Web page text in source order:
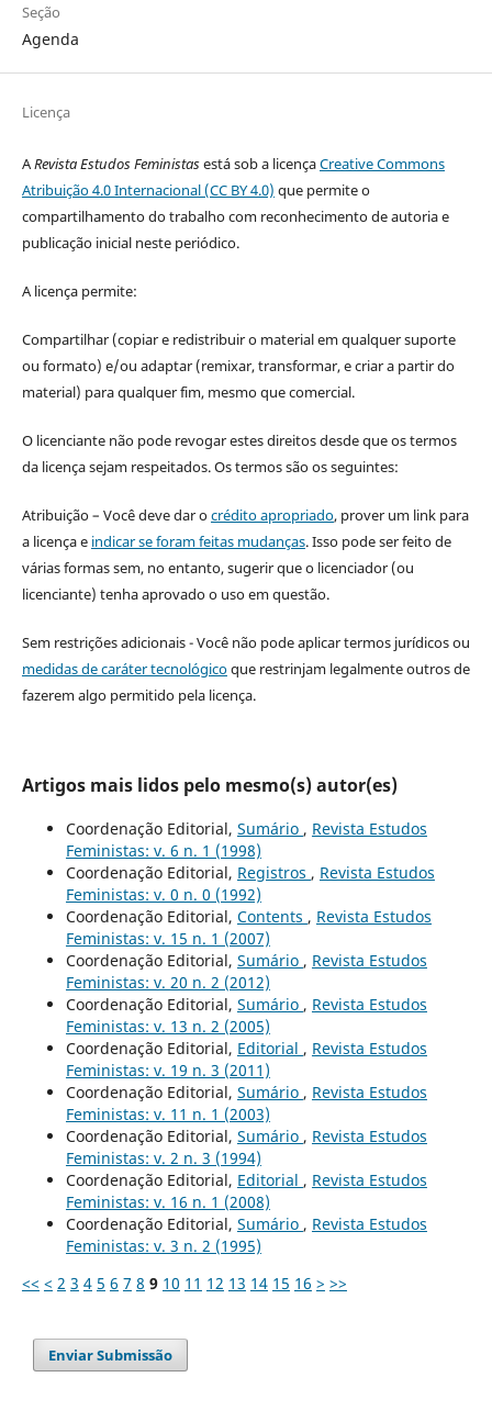
Seção
Agenda
Licença
ARevista Estudos Feministasestá sob a licençaCreative Commons
Atribuição 4.0 Internacional (CC BY 4.0) que permite o
compartilhamento do trabalho com reconhecimento de autoria e
publicação inicial neste periódico.
A licença permite:
Compartilhar (copiar e redistribuir o material em qualquer suporte
ou formato) e/ou adaptar (remixar, transformar, e criar a partir do
material) para qualquer fim, mesmo que comercial.
O licenciante não pode revogar estes direitos desde que os termos
da licença sejam respeitados. Os termos são os seguintes:
Atribuição – Você deve dar ocrédito apropriado, prover um link para
a licença e indicar se foram feitas mudanças. Isso pode ser feito de
várias formas sem, no entanto, sugerir que o licenciador (ou
licenciante) tenha aprovado o uso em questão.
Sem restrições adicionais - Você não pode aplicar termos jurídicos ou
medidas de caráter tecnológicoque restrinjam legalmente outros de
fazerem algo permitido pela licença.
Artigos mais lidos pelo mesmo(s) autor(es)
Coordenação Editorial, Sumário , Revista Estudos
Feministas: v. 6 n. 1 (1998)
Coordenação Editorial, Registros , Revista Estudos
Feministas: v. 0 n. 0 (1992)
Coordenação Editorial, Contents , Revista Estudos
Feministas: v. 15 n. 1 (2007)
Coordenação Editorial, Sumário , Revista Estudos
Feministas: v. 20 n. 2 (2012)
Coordenação Editorial, Sumário , Revista Estudos
Feministas: v. 13 n. 2 (2005)
Coordenação Editorial, Editorial , Revista Estudos
Feministas: v. 19 n. 3 (2011)
Coordenação Editorial, Sumário , Revista Estudos
Feministas: v. 11 n. 1 (2003)
Coordenação Editorial, Sumário , Revista Estudos
Feministas: v. 2 n. 3 (1994)
Coordenação Editorial, Editorial , Revista Estudos
Feministas: v. 16 n. 1 (2008)
Coordenação Editorial, Sumário , Revista Estudos
Feministas: v. 3 n. 2 (1995)
<< < 2 3 4 5 6 7 8 9 10 11 12 13 14 15 16 > >>
Enviar Submissão